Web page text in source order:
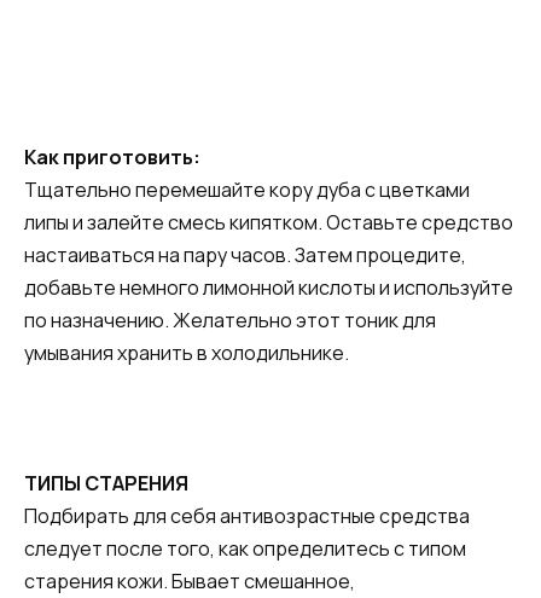
Как приготовить:
Тщательно перемешайте кору дуба с цветками
липы и залейте смесь кипятком. Оставьте средство
настаиваться на пару часов. Затем процедите,
добавьте немного лимонной кислоты и используйте
по назначению. Желательно этот тоник для
умывания хранить в холодильнике.
ТИПЫ СТАРЕНИЯ
Подбирать для себя антивозрастные средства
следует после того, как определитесь с типом
старения кожи. Бывает смешанное,